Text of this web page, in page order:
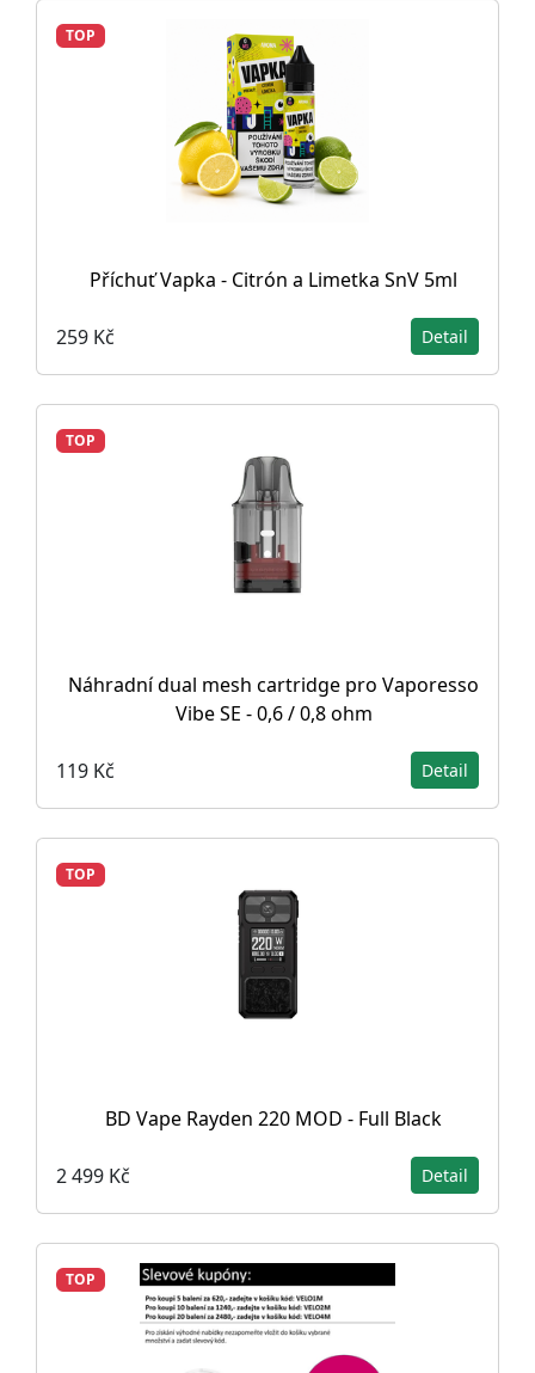
TOP
Příchuť Vapka - Citrón a Limetka SnV 5ml
259 Kč Detail
TOP
Náhradní dual mesh cartridge pro Vaporesso
Vibe SE - 0,6 / 0,8 ohm
119 Kč Detail
TOP
BD Vape Rayden 220 MOD - Full Black
2 499 Kč Detail
TOP